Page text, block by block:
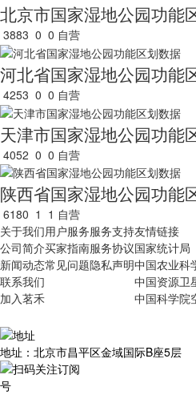
北京市国家湿地公园功能
3883 0 0 自营
河北省国家湿地公园功能
4253 0 0 自营
天津市国家湿地公园功能
4052 0 0 自营
陕西省国家湿地公园功能
6180 1 1 自营
关于我们
公司简介
新闻动态
联系我们
加入茗禾
用户服务
买家指南
常见问题
服务支持
服务协议
隐私声明
友情链接
国家统计局
中国农业科
中国资源卫
中国科学院
地址：北京市昌平区金域国际B座5层